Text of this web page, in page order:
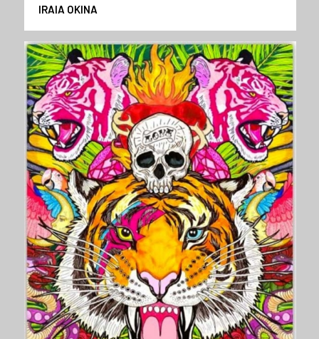
IRAIA OKINA